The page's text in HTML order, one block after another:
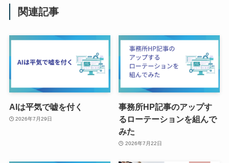
関連記事
AIは平気で嘘を付く
2026年7月29日
事務所HP記事のアップす
るローテーションを組んで
みた
2026年7月22日